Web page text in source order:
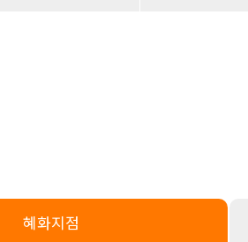
혜화지점